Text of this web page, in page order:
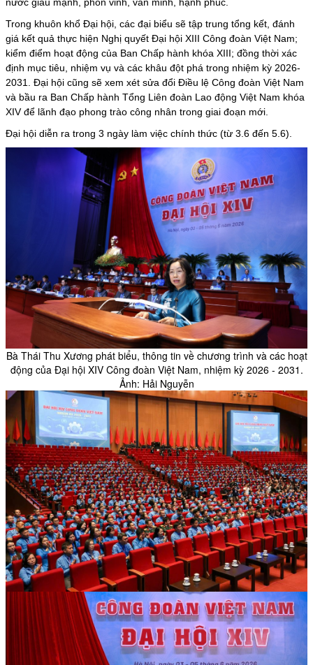
Trong khuôn khổ Đại hội, các đại biểu sẽ tập trung tổng kết, đánh
giá kết quả thực hiện Nghị quyết Đại hội XIII Công đoàn Việt Nam;
kiểm điểm hoạt động của Ban Chấp hành khóa XIII; đồng thời xác
định mục tiêu, nhiệm vụ và các khâu đột phá trong nhiệm kỳ 2026-
2031. Đại hội cũng sẽ xem xét sửa đổi Điều lệ Công đoàn Việt Nam
và bầu ra Ban Chấp hành Tổng Liên đoàn Lao động Việt Nam khóa
XIV để lãnh đạo phong trào công nhân trong giai đoạn mới.
Đại hội diễn ra trong 3 ngày làm việc chính thức (từ 3.6 đến 5.6).
Bà Thái Thu Xương phát biểu, thông tin về chương trình và các hoạt
động của Đại hội XIV Công đoàn Việt Nam, nhiệm kỳ 2026 - 2031.
Ảnh: Hải Nguyễn